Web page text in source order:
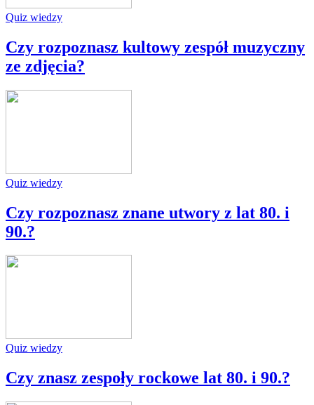
Quiz wiedzy
Czy rozpoznasz kultowy zespół muzyczny
ze zdjęcia?
Quiz wiedzy
Czy rozpoznasz znane utwory z lat 80. i
90.?
Quiz wiedzy
Czy znasz zespoły rockowe lat 80. i 90.?